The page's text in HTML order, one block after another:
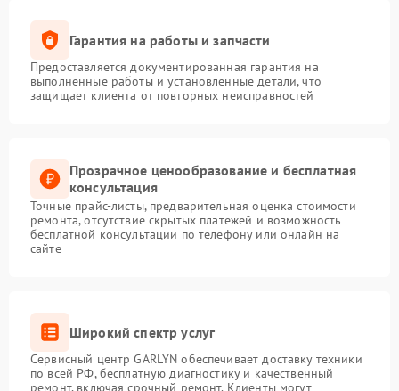
Гарантия на работы и запчасти
Предоставляется документированная гарантия на
выполненные работы и установленные детали, что
защищает клиента от повторных неисправностей
Прозрачное ценообразование и бесплатная
консультация
Точные прайс-листы, предварительная оценка стоимости
ремонта, отсутствие скрытых платежей и возможность
бесплатной консультации по телефону или онлайн на
сайте
Широкий спектр услуг
Сервисный центр GARLYN обеспечивает доставку техники
по всей РФ, бесплатную диагностику и качественный
ремонт, включая срочный ремонт. Клиенты могут